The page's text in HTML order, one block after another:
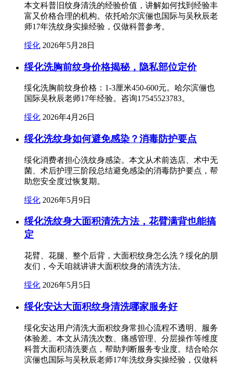
本文科普旧纹身清洗的经验价值，讲解如何找到经验丰
富又价格合理的机构。依托哈尔滨俪也国际与吴秋辰老
师17年洗纹身实操经验，仅做科普参考。
绥化 2026年5月28日
绥化洗胸前纹身价格揭秘，隐私部位定价
绥化洗胸前纹身价格：1-3厘米450-600元。哈尔滨俪也
国际吴秋辰老师17年经验。咨询17545523783。
绥化 2026年4月26日
绥化洗纹身如何避免感染？消毒防护要点
绥化消费者担心洗纹身感染。本文从术前选店、术中无
菌、术后护理三阶段总结避免感染的消毒防护要点，帮
助您安全度过恢复期。
绥化 2026年5月9日
绥化洗纹身大面积清洗方法，花臂满背也能搞
定
花臂、花腿、整个后背，大面积纹身怎么洗？绥化的朋
友们，今天咱就讲讲大面积纹身的清洗方法。
绥化 2026年5月5日
绥化安达大面积纹身清洗哪家服务好
绥化安达用户清洗大面积纹身常担心流程不透明、服务
体验差。本文从清洗次数、痛感管理、分层操作等维度
科普大面积清洗要点，帮助判断服务专业度。结合哈尔
滨俪也国际与吴秋辰老师17年洗纹身实操经验，仅做科